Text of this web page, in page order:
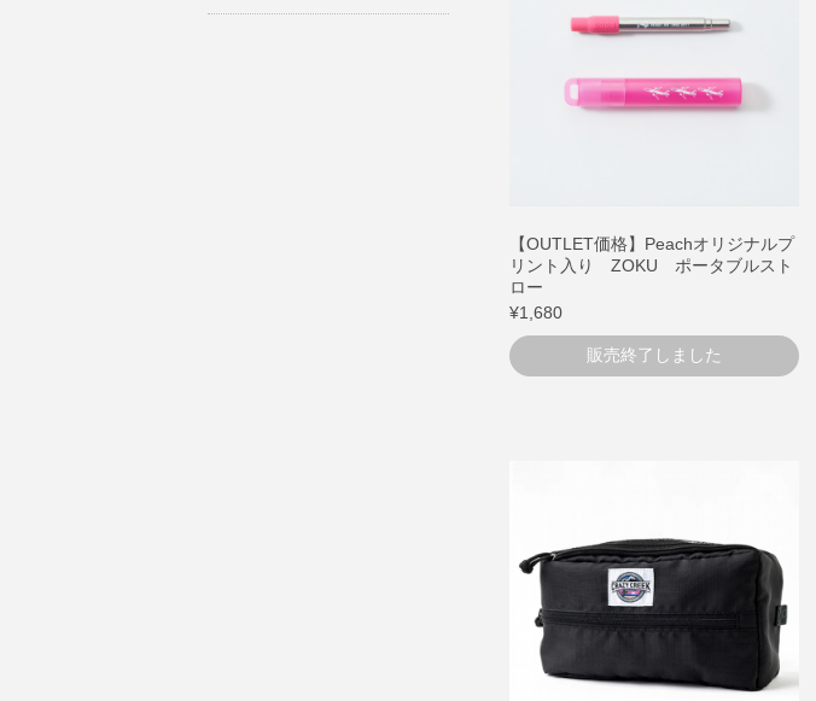
【OUTLET価格】Peachオリジナルプ
リント入り ZOKU ポータブルスト
ロー
¥1,680
販売終了しました